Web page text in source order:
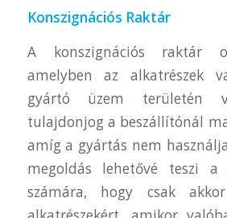
Konszignációs Raktár
A konszignációs raktár
amelyben az alkatrészek
gyártó üzem területén
tulajdonjog a beszállítónál
amíg a gyártás nem
megoldás lehetővé teszi a
számára, hogy csak